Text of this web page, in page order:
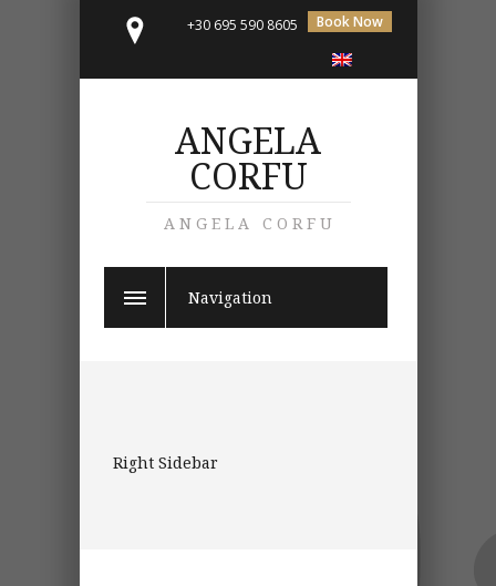
Book Now
+30 695 590 8605
ANGELA
CORFU
ANGELA CORFU
Navigation
Right Sidebar